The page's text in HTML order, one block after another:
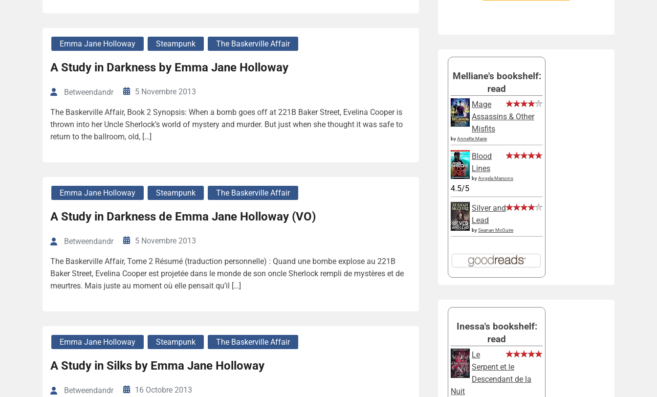
Emma Jane Holloway Steampunk The Baskerville Affair
A Study in Darkness by Emma Jane Holloway
Betweendandr 5 Novembre 2013
The Baskerville Affair, Book 2 Synopsis: When a bomb goes off at 221B Baker Street, Evelina Cooper is
thrown into her Uncle Sherlock’s world of mystery and murder. But just when she thought it was safe to
return to the ballroom, old, […]
Emma Jane Holloway Steampunk The Baskerville Affair
A Study in Darkness de Emma Jane Holloway (VO)
Betweendandr 5 Novembre 2013
The Baskerville Affair, Tome 2 Résumé (traduction personnelle) : Quand une bombe explose au 221B
Baker Street, Evelina Cooper est projetée dans le monde de son oncle Sherlock rempli de mystères et de
meurtres. Mais juste au moment où elle pensait qu’il […]
Emma Jane Holloway Steampunk The Baskerville Affair
A Study in Silks by Emma Jane Holloway
Betweendandr 16 Octobre 2013
Melliane's bookshelf:
read
Mage
Assassins & Other
Misfits
byAnnette Marie
Blood
Lines
byAngela Marsons
4.5/5
Silver and
Lead
bySeanan McGuire
Inessa's bookshelf:
read
Le
Serpent et le
Descendant de la
Nuit